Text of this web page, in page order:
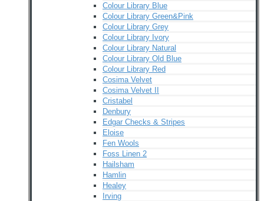
Colour Library Blue
Colour Library Green&Pink
Colour Library Grey
Colour Library Ivory
Colour Library Natural
Colour Library Old Blue
Colour Library Red
Cosima Velvet
Cosima Velvet II
Cristabel
Denbury
Edgar Checks & Stripes
Eloise
Fen Wools
Foss Linen 2
Hailsham
Hamlin
Healey
Irving